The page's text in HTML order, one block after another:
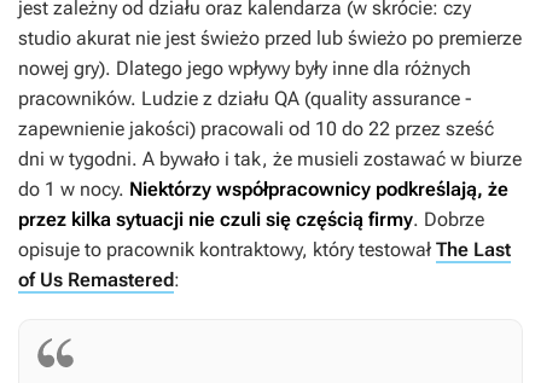
jest zależny od działu oraz kalendarza (w skrócie: czy
studio akurat nie jest świeżo przed lub świeżo po premierze
nowej gry). Dlatego jego wpływy były inne dla różnych
pracowników. Ludzie z działu QA (quality assurance -
zapewnienie jakości) pracowali od 10 do 22 przez sześć
dni w tygodni. A bywało i tak, że musieli zostawać w biurze
do 1 w nocy. Niektórzy współpracownicy podkreślają, że
przez kilka sytuacji nie czuli się częścią firmy. Dobrze
opisuje to pracownik kontraktowy, który testował The Last
of Us Remastered: